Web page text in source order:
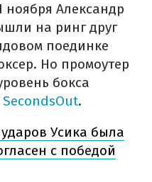
ноября Александр
на ринг друг
поединке
Но промоутер
бокса
SecondsOut.
Усика была
с победой